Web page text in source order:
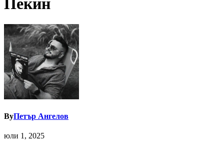
Пекин
ByПетър Ангелов
юли 1, 2025